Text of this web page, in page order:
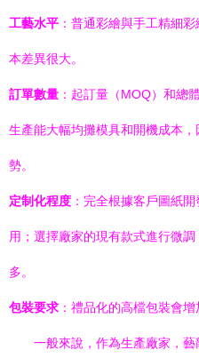
工藝水平 ：普通彩繪與手工精細
本差異很大。
訂單數量 ：起訂量（MOQ）和總
生產能大幅均攤模具和開機成本
勢。
定制化程度 ：完全根據客戶圖紙
用；選擇廠家的現有款式進行微
多。
包裝要求 ：禮品化的高檔包裝會增
一般來說，作為生產廠家，